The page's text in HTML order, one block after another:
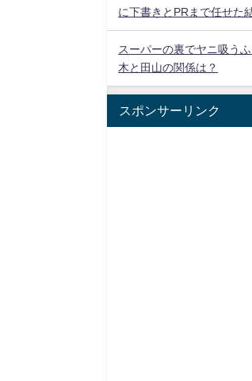
に下書きとPRまで任せた
スーパーの裏でヤニ吸う
木と田山の関係は？
スポンサーリンク